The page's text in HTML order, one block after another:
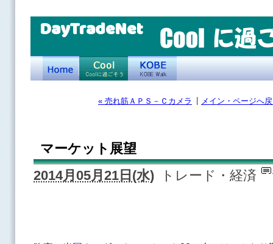
DayTradeNet
« 売れ筋ＡＰＳ－Ｃカメラ メイン・ページへ
マーケット展望
2014月05月21日(水)
トレード・経済